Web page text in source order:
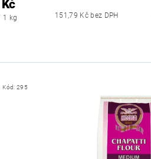
1 kg 151,79 Kč bez DPH
Kód:295